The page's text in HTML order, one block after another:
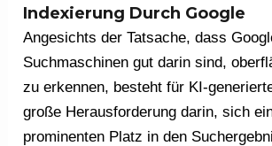
Indexierung Durch Google
Angesichts der Tatsache, dass
Suchmaschinen gut darin sind,
zu erkennen, besteht für KI-
große Herausforderung darin, sich
prominenten Platz in den